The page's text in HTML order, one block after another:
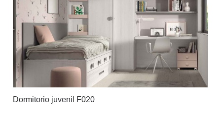
Dormitorio juvenil F020